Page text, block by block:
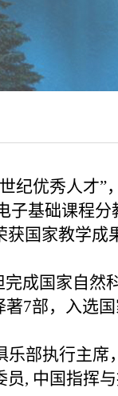
纪优秀人才”，
子基础课程
获国家教学成
成国家自然
7部，入选
部执行主席
, 中国指挥